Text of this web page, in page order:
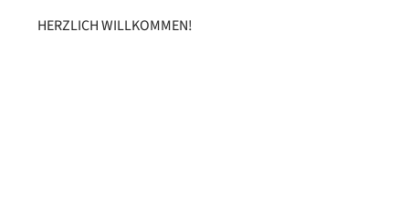
HERZLICH WILLKOMMEN!